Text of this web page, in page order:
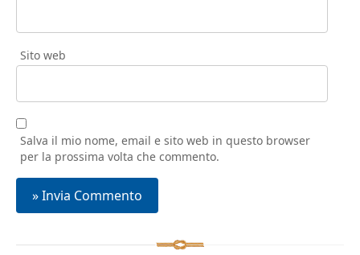
Sito web
Salva il mio nome, email e sito web in questo browser
per la prossima volta che commento.